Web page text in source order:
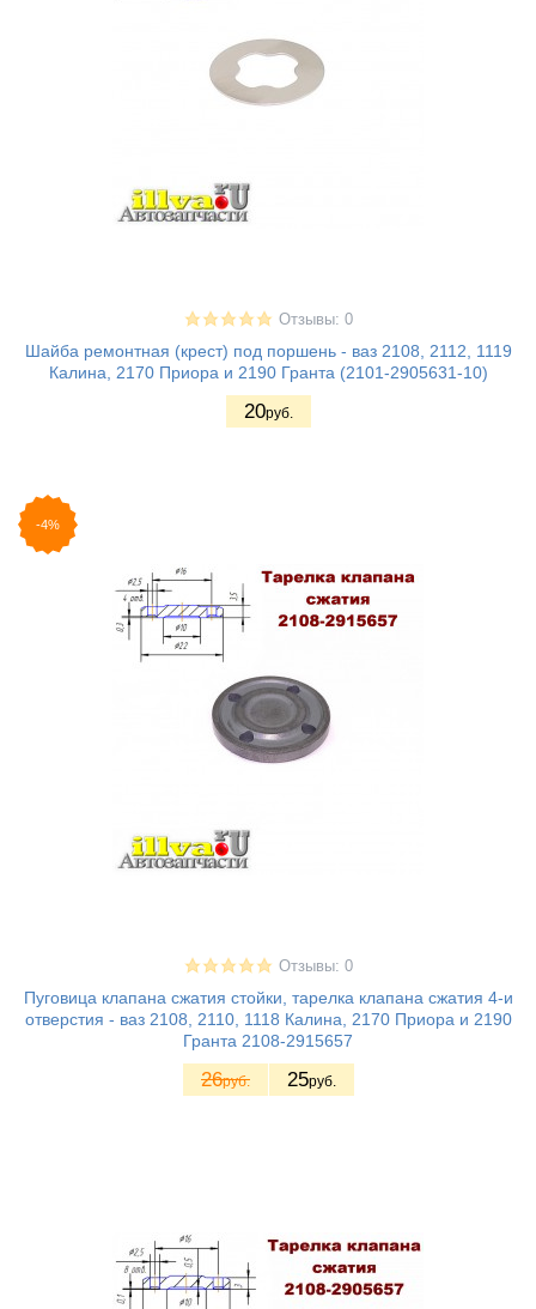
Отзывы: 0
Шайба ремонтная (крест) под поршень - ваз 2108, 2112, 1119
Калина, 2170 Приора и 2190 Гранта (2101-2905631-10)
20руб.
-4%
Отзывы: 0
Пуговица клапана сжатия стойки, тарелка клапана сжатия 4-и
отверстия - ваз 2108, 2110, 1118 Калина, 2170 Приора и 2190
Гранта 2108-2915657
26руб. 25руб.